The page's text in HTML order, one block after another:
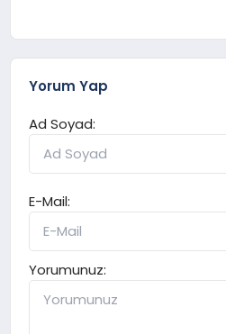
Yorum Yap
Ad Soyad:
E-Mail:
Yorumunuz: